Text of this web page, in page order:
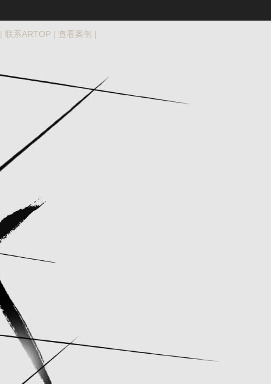
| 联系ARTOP | 查看案例 |